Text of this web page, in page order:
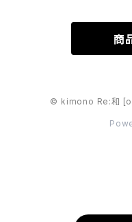
商
© kimono Re:和